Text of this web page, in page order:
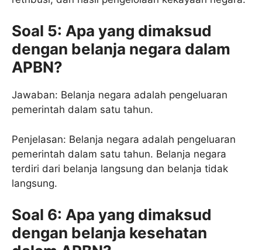
Soal 5: Apa yang dimaksud
dengan belanja negara dalam
APBN?
Jawaban: Belanja negara adalah pengeluaran
pemerintah dalam satu tahun.
Penjelasan: Belanja negara adalah pengeluaran
pemerintah dalam satu tahun. Belanja negara
terdiri dari belanja langsung dan belanja tidak
langsung.
Soal 6: Apa yang dimaksud
dengan belanja kesehatan